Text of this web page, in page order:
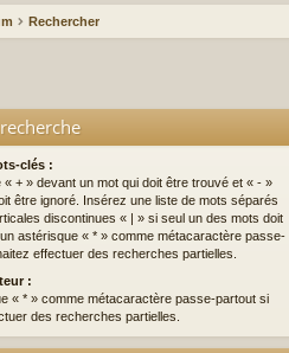
Rechercher
clés :
+ » devant un mot qui doit être trouvé et « - »
être ignoré. Insérez une liste de mots séparés
discontinues « | » si seul un des mots doit
astérisque « * » comme métacaractère passe-
effectuer des recherches partielles.
:
« * » comme métacaractère passe-partout si
des recherches partielles.